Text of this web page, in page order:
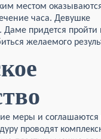
местом
часа. Девушке
придется пройти
желаемого
меры и
проводят